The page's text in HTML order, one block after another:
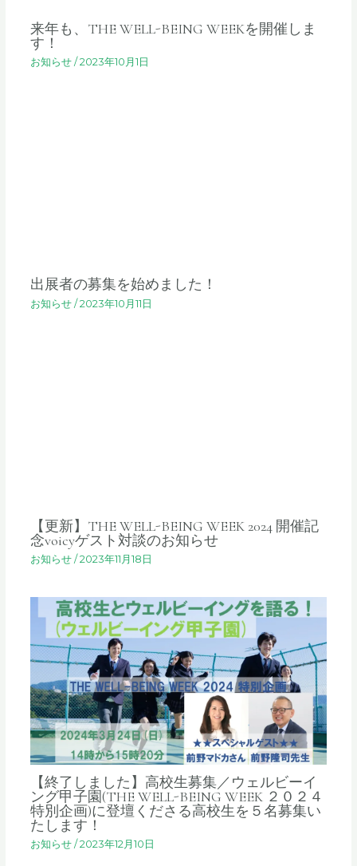
来年も、THE WELL-BEING WEEKを開催しま
す！
お知らせ/ 2023年10月1日
出展者の募集を始めました！
お知らせ/2023年10月11日
【更新】THE WELL-BEING WEEK 2024 開催記
念voicyゲスト対談のお知らせ
お知らせ/ 2023年11月18日
【終了しました】高校生募集／ウェルビーイ
ング甲子園(THE WELL-BEING WEEK ２０２４
特別企画)に登壇くださる高校生を５名募集い
たします！
お知らせ/ 2023年12月10日